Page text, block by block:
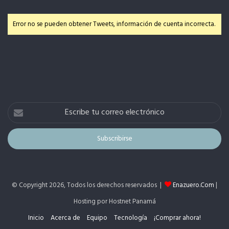
Error no se pueden obtener Tweets, información de cuenta incorrecta.
Escribe
correo
electrónico
© Copyright 2026, Todos los derechos reservados | Enazuero.Com |
Hosting por Hostnet Panamá
Inicio
Acerca de Equipo Tecnología ¡Comprar ahora!